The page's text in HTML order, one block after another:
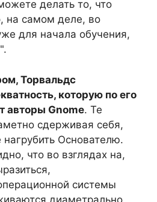
делать то, что
на самом деле, во
для начала обучения,
Торвальдс
которую по его
авторы Gnome. Те
сдерживая себя,
Основателю.
что во взглядах на,
системы
диаметрально